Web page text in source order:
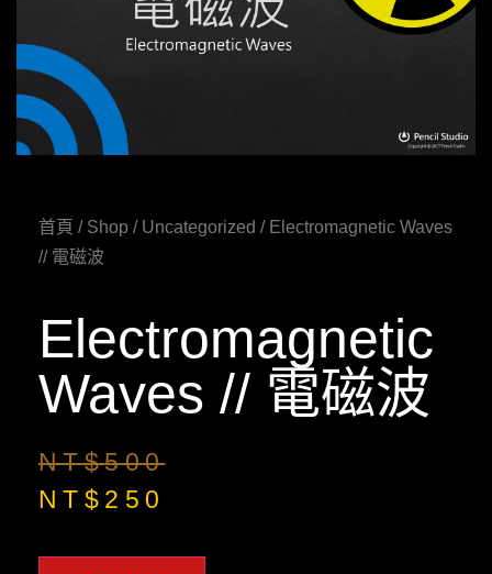
首頁 / Shop / Uncategorized / Electromagnetic Waves
// 電磁波
Electromagnetic
Waves // 電磁波
NT$500
NT$ 250